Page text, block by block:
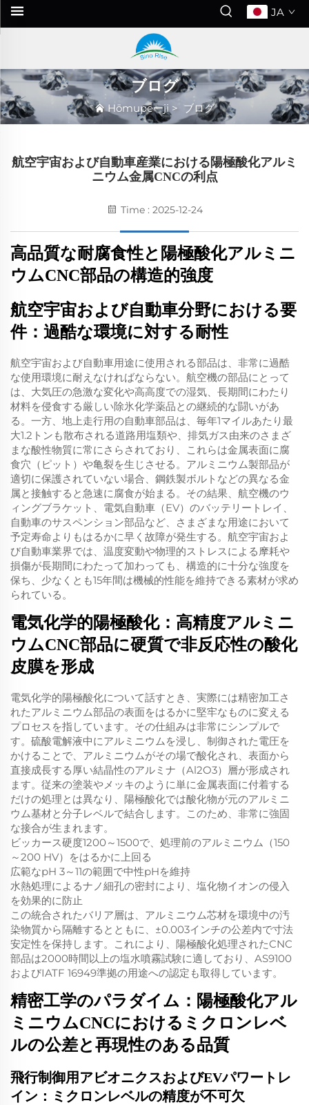
JA
ブログ
Hōmupeーji > ブログ
航空宇宙および自動車産業における陽極酸化アルミ
ニウム金属CNCの利点
Time : 2025-12-24
高品質な耐腐食性と陽極酸化アルミニ
ウムCNC部品の構造的強度
航空宇宙および自動車分野における要
件：過酷な環境に対する耐性
航空宇宙および自動車用途に使用される部品は、非常に過酷
な使用環境に耐えなければならない。航空機の部品にとって
は、大気圧の急激な変化や高高度での湿気、長期間にわたり
材料を侵食する厳しい除氷化学薬品との継続的な闘いがあ
る。一方、地上走行用の自動車部品は、毎年1マイルあたり最
大1.2トンも散布される道路用塩類や、排気ガス由来のさまざ
まな酸性物質に常にさらされており、これらは金属表面に腐
食穴（ピット）や亀裂を生じさせる。アルミニウム製部品が
適切に保護されていない場合、鋼鉄製ボルトなどの異なる金
属と接触すると急速に腐食が始まる。その結果、航空機のウ
ィングブラケット、電気自動車（EV）のバッテリートレイ、
自動車のサスペンション部品など、さまざまな用途において
予定寿命よりもはるかに早く故障が発生する。航空宇宙およ
び自動車業界では、温度変動や物理的ストレスによる摩耗や
損傷が長期間にわたって加わっても、構造的に十分な強度を
保ち、少なくとも15年間は機械的性能を維持できる素材が求め
られている。
電気化学的陽極酸化：高精度アルミニ
ウムCNC部品に硬質で非反応性の酸化
皮膜を形成
電気化学的陽極酸化について話すとき、実際には精密加工さ
れたアルミニウム部品の表面をはるかに堅牢なものに変える
プロセスを指しています。その仕組みは非常にシンプルで
す。硫酸電解液中にアルミニウムを浸し、制御された電圧を
かけることで、アルミニウムがその場で酸化され、表面から
直接成長する厚い結晶性のアルミナ（Al2O3）層が形成され
ます。従来の塗装やメッキのように単に金属表面に付着する
だけの処理とは異なり、陽極酸化では酸化物が元のアルミニ
ウム基材と分子レベルで結合します。このため、非常に強固
な接合が生まれます。
ビッカース硬度1200～1500で、処理前のアルミニウム（150
～200 HV）をはるかに上回る
広範なpH 3～11の範囲で中性pHを維持
水熱処理によるナノ細孔の密封により、塩化物イオンの侵入
を効果的に防止
この統合されたバリア層は、アルミニウム芯材を環境中の汚
染物質から隔離するとともに、±0.003インチの公差内で寸法
安定性を保持します。これにより、陽極酸化処理されたCNC
部品は2000時間以上の塩水噴霧試験に適しており、AS9100
およびIATF 16949準拠の用途への認定も取得しています。
精密工学のパラダイム：陽極酸化アル
ミニウムCNCにおけるミクロンレベ
ルの公差と再現性のある品質
飛行制御用アビオニクスおよびEVパワートレ
イン：ミクロンレベルの精度が不可欠